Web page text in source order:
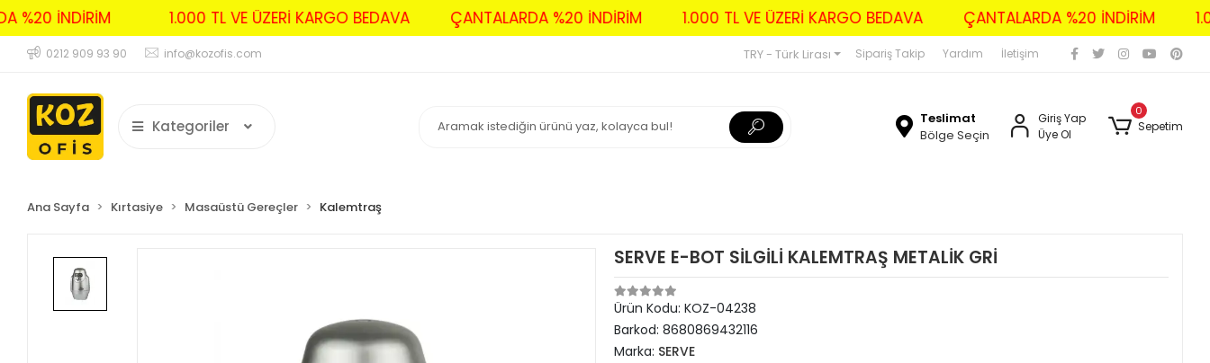
%20 İNDİRİM 1.000 TL VE ÜZERİ KARGO BEDAVA ÇANTALARDA %20 İNDİRİM 1.000 TL VE ÜZERİ KARGO BEDAVA ÇANTALARDA %20 İNDİRİM
0212 909 93 90 info@kozofis.com TRY - Türk Lirası Sipariş Takip Yardım İletişim
Kategoriler
Teslimat
Bölge Seçin
Giriş Yap
Üye Ol
0
Sepetim
Ana Sayfa Kırtasiye Masaüstü Gereçler Kalemtraş
SERVE E-BOT SİLGİLİ KALEMTRAŞ METALİK GRİ
Ürün Kodu: KOZ-04238
Barkod: 8680869432116
Marka: SERVE